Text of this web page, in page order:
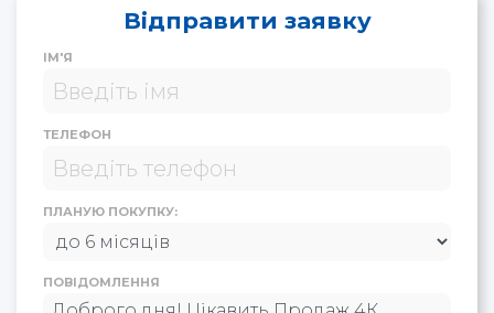
Відправити заявку
ІМ'Я
ТЕЛЕФОН
ПЛАНУЮ ПОКУПКУ:
ПОВІДОМЛЕННЯ